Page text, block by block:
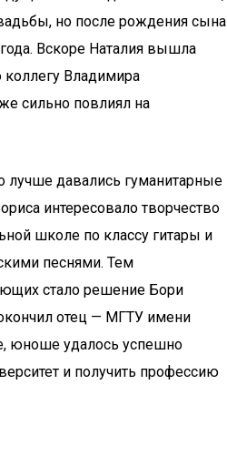
но после рождения сына
Вскоре Наталия вышла
коллегу Владимира
сильно повлиял на
лучше давались гуманитарные
интересовало творчество
школе по классу гитары и
песнями. Тем
стало решение Бори
отец — МГТУ имени
юноше удалось успешно
и получить профессию